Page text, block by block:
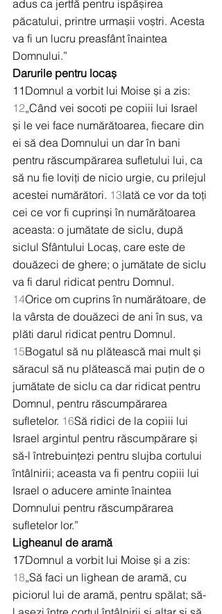
adus ca jertfă pentru ispășirea
păcatului, printre urmașii voștri. Acesta
va fi un lucru preasfânt înaintea
Domnului.”
Darurile pentru locaș
11Domnul a vorbit lui Moise și a zis:
12„Când vei socoti pe copiii lui Israel
și le vei face numărătoarea, fiecare din
ei să dea Domnului un dar în bani
pentru răscumpărarea sufletului lui, ca
să nu fie loviți de nicio urgie, cu prilejul
acestei numărători. 13Iată ce vor da toți
cei ce vor fi cuprinși în numărătoarea
aceasta: o jumătate de siclu, după
siclul Sfântului Locaș, care este de
douăzeci de ghere; o jumătate de siclu
va fi darul ridicat pentru Domnul.
14Orice om cuprins în numărătoare, de
la vârsta de douăzeci de ani în sus, va
plăti darul ridicat pentru Domnul.
15Bogatul să nu plătească mai mult și
săracul să nu plătească mai puțin de o
jumătate de siclu ca dar ridicat pentru
Domnul, pentru răscumpărarea
sufletelor. 16Să ridici de la copiii lui
Israel argintul pentru răscumpărare și
să-l întrebuințezi pentru slujba cortului
întâlnirii; aceasta va fi pentru copiii lui
Israel o aducere aminte înaintea
Domnului pentru răscumpărarea
sufletelor lor.”
Ligheanul de aramă
17Domnul a vorbit lui Moise și a zis:
18„Să faci un lighean de aramă, cu
piciorul lui de aramă, pentru spălat; să-